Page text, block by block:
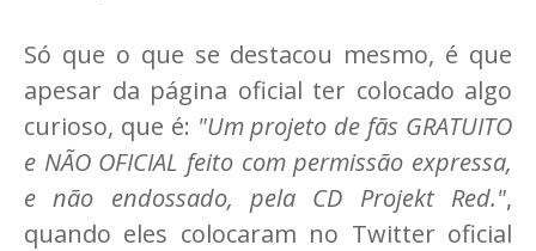
Só que o que se destacou mesmo, é que
apesar da página oficial ter colocado algo
curioso, que é: "Um projeto de fãs GRATUITO
e NÃO OFICIAL feito com permissão expressa,
e não endossado, pela CD Projekt Red.",
quando eles colocaram no Twitter oficial